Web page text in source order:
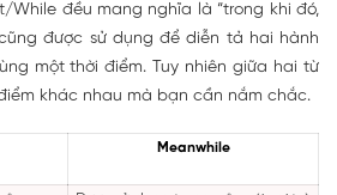
While đều mang nghĩa là “trong khi đó,
được sử dụng để diễn tả hai hành
một thời điểm. Tuy nhiên giữa hai từ
khác nhau mà bạn cần nắm chắc.
Meanwhile